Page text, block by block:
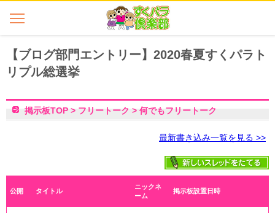
【ブログ部門エントリー】2020春夏すくパラト
リプル総選挙
最新書き込み一覧を見る >>
掲示板TOP > フリートーク >何でもフリートーク
公開 タイトル
ニックネ
ーム
掲示板設置日時